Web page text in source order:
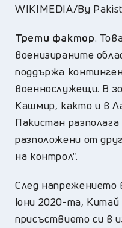
WIKIMEDIA/By
Трети фактор.
военизираните
поддържа
военнослужещи. В
Кашмир, както и в
Пакистан
разположени от
на контрол".
След напрежението
юни 2020-та, Китай
присъствието си в